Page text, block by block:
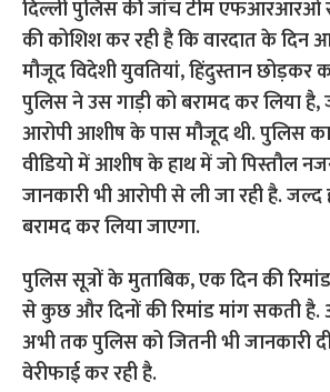
दिल्ली पुलिस की जांच टीम एफआरआरओ
की कोशिश कर रही है कि वारदात के
मौजूद विदेशी युवतियां, हिंदुस्तान छोड़कर
पुलिस ने उस गाड़ी को बरामद कर लिया है,
आरोपी आशीष के पास मौजूद थी. पुलिस
वीडियो में आशीष के हाथ में जो पिस्तौल
जानकारी भी आरोपी से ली जा रही है. जल्द
बरामद कर लिया जाएगा.
पुलिस सूत्रों के मुताबिक, एक दिन की
से कुछ और दिनों की रिमांड मांग सकती
अभी तक पुलिस को जितनी भी जानकारी
वेरीफाई कर रही है.